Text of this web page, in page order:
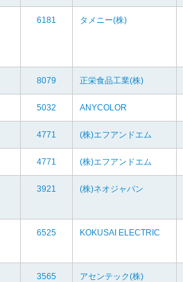
6181 タメニー(株)
8079 正栄食品工業(株)
5032 ANYCOLOR
4771 (株)エフアンドエム
4771 (株)エフアンドエム
3921 (株)ネオジャパン
6525 KOKUSAI ELECTRIC
3565 アセンテック(株)